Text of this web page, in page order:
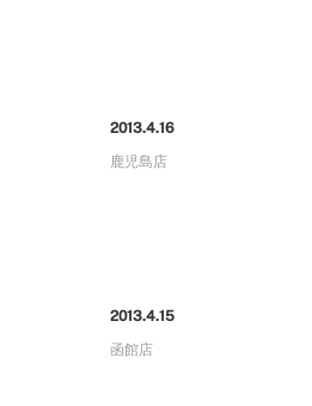
2013.4.16
鹿児島店
2013.4.15
函館店